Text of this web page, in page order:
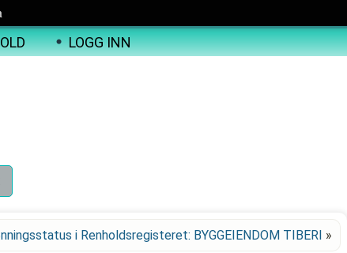
LOGG INN
i Renholdsregisteret: BYGGEIENDOM TIBERI »